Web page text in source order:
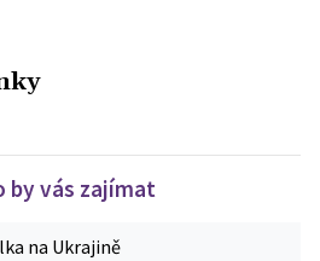
by vás zajímat
na Ukrajině